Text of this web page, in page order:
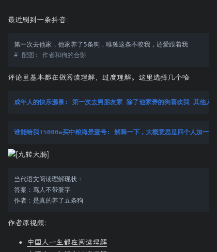
最近刷到一条抖音:
# 配图: 作者和狗的合影
评论里基本都在做阅读理解，过度理解。这里选择几个哈
成年人的快乐源泉: 第一次去男朋友家 除了他家养的狗喜欢我 其他
谁能给我15000w买中粮海景壹号: 解释一下，大概意思是四个人加一
当代语文阅读理解现状：
答案：骂人不带脏字
作者原视频:
中国人一生都在阅读理解